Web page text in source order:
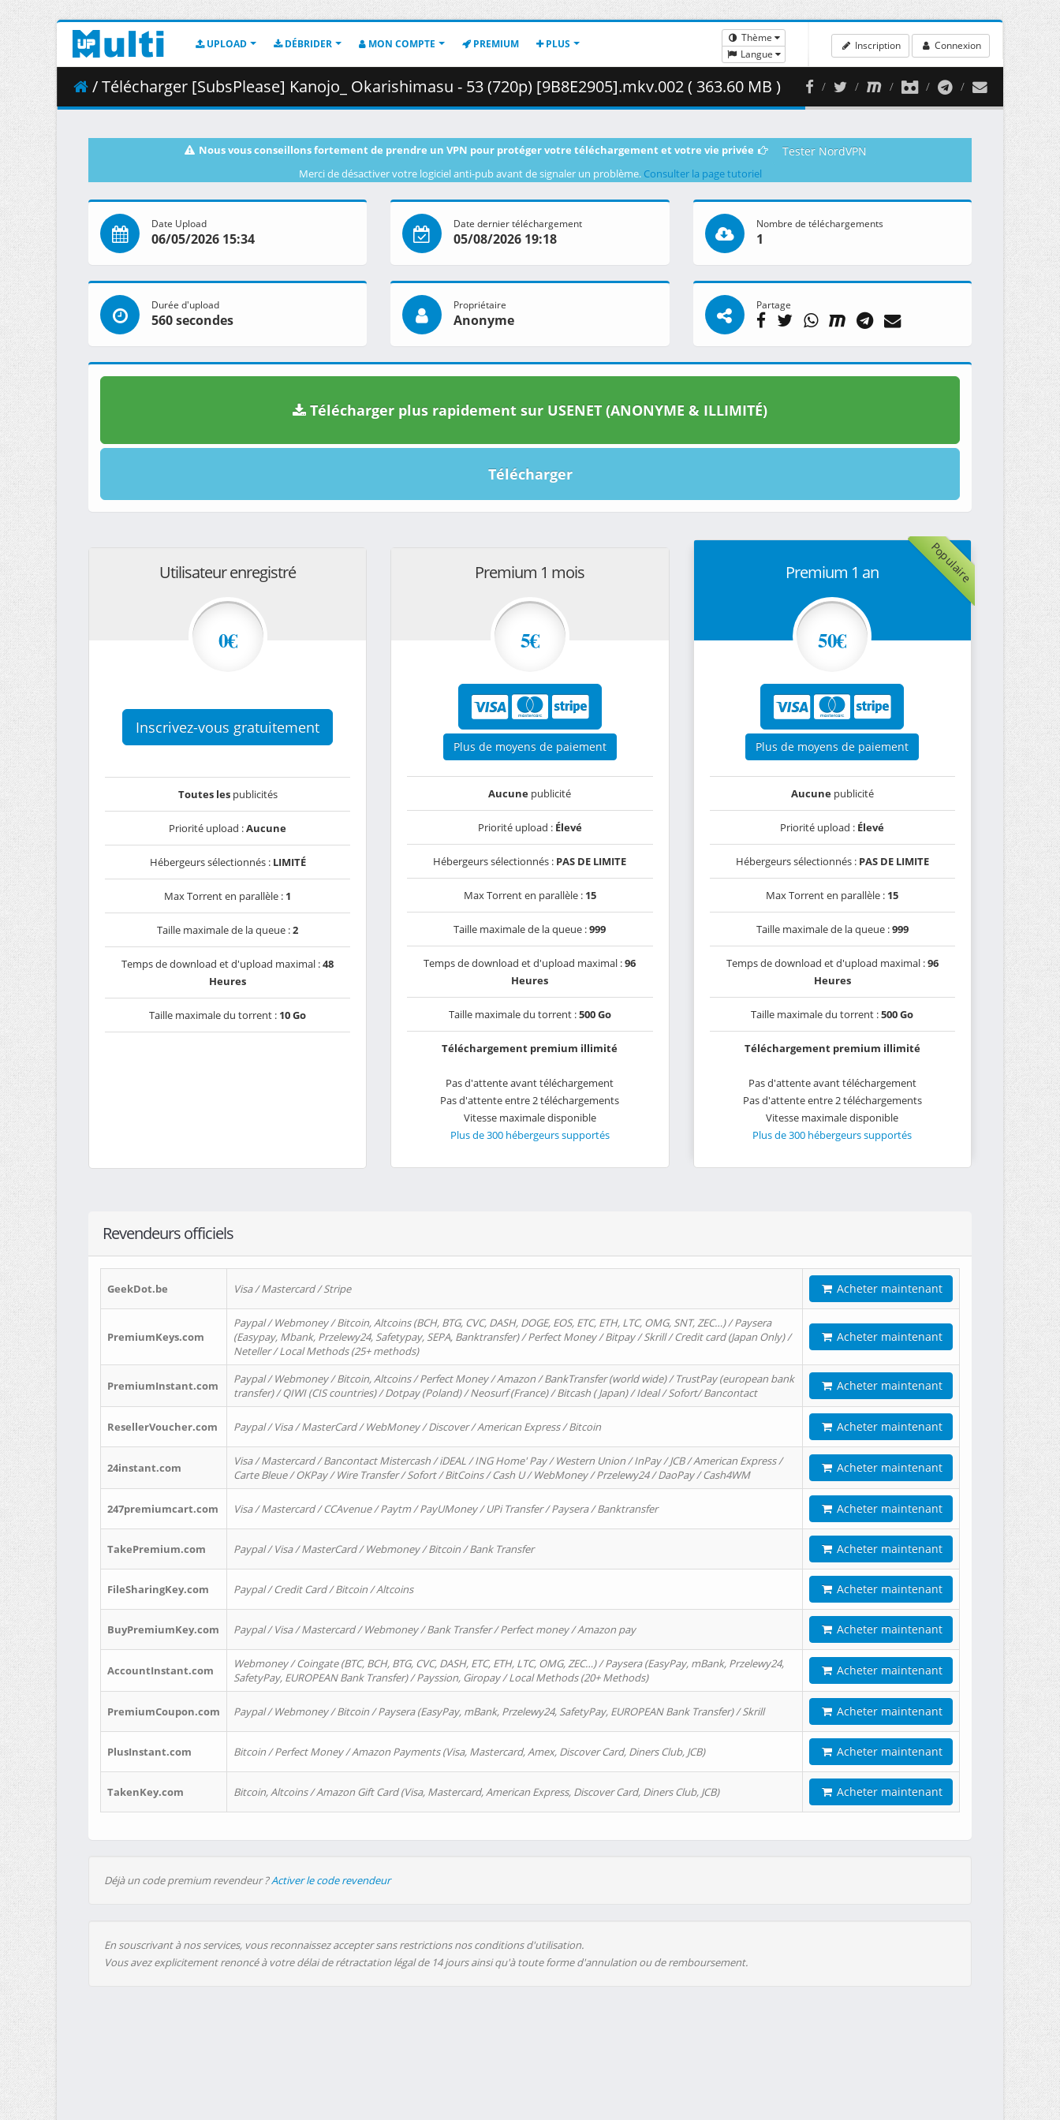
UPLOAD DÉBRIDER MON COMPTE PREMIUM PLUS
Thème
Langue
Inscription Connexion
/ Télécharger [SubsPlease] Kanojo_ Okarishimasu - 53 (720p) [9B8E2905].mkv.002 ( 363.60 MB )
Nous vous conseillons fortement de prendre un VPN pour protéger votre téléchargement et votre vie privée Tester NordVPN
Merci de désactiver votre logiciel anti-pub avant de signaler un problème. Consulter la page tutoriel
Date Upload
06/05/2026 15:34
Date dernier téléchargement
05/08/2026 19:18
Nombre de téléchargements
1
Durée d'upload
560 secondes
Propriétaire
Anonyme
Partage
Télécharger plus rapidement sur USENET (ANONYME & ILLIMITÉ)
Télécharger
Utilisateur enregistré
0€
Inscrivez-vous gratuitement
Toutes lespublicités
Priorité upload :Aucune
Hébergeurs sélectionnés : LIMITÉ
Max Torrent en parallèle : 1
Taille maximale de la queue :2
Temps de download et d'upload maximal :48
Heures
Taille maximale du torrent : 10 Go
Premium 1 mois
5€
Plus de moyens de paiement
Aucune publicité
Priorité upload : Élevé
Hébergeurs sélectionnés : PAS DE LIMITE
Max Torrent en parallèle : 15
Taille maximale de la queue :999
Temps de download et d'upload maximal :96
Heures
Taille maximale du torrent :500 Go
Téléchargement premium illimité
Pas d'attente avant téléchargement
Pas d'attente entre 2 téléchargements
Vitesse maximale disponible
Plus de 300 hébergeurs supportés
Populaire
Premium 1 an
50€
Plus de moyens de paiement
Aucunepublicité
Priorité upload : Élevé
Hébergeurs sélectionnés : PAS DE LIMITE
Max Torrent en parallèle : 15
Taille maximale de la queue :999
Temps de download et d'upload maximal :96
Heures
Taille maximale du torrent :500 Go
Téléchargement premium illimité
Pas d'attente avant téléchargement
Pas d'attente entre 2 téléchargements
Vitesse maximale disponible
Plus de 300 hébergeurs supportés
Revendeurs officiels
GeekDot.be Visa / Mastercard / Stripe Acheter maintenant
PremiumKeys.com
Paypal / Webmoney / Bitcoin, Altcoins (BCH, BTG, CVC, DASH, DOGE, EOS, ETC, ETH, LTC, OMG, SNT, ZEC…) / Paysera
(Easypay, Mbank, Przelewy24, Safetypay, SEPA, Banktransfer) / Perfect Money / Bitpay / Skrill / Credit card (Japan Only) /
Neteller / Local Methods (25+ methods)
Acheter maintenant
PremiumInstant.com
Paypal / Webmoney / Bitcoin, Altcoins / Perfect Money / Amazon / BankTransfer (world wide) / TrustPay (european bank
transfer) / QIWI (CIS countries) / Dotpay (Poland) / Neosurf (France) / Bitcash ( Japan) / Ideal / Sofort/ Bancontact
Acheter maintenant
ResellerVoucher.com Paypal / Visa / MasterCard / WebMoney / Discover / American Express / Bitcoin Acheter maintenant
24instant.com
Visa / Mastercard / Bancontact Mistercash / iDEAL / ING Home' Pay / Western Union / InPay / JCB / American Express /
Carte Bleue / OKPay / Wire Transfer / Sofort / BitCoins / Cash U / WebMoney / Przelewy24 / DaoPay / Cash4WM
Acheter maintenant
247premiumcart.com Visa / Mastercard / CCAvenue / Paytm / PayUMoney / UPi Transfer / Paysera / Banktransfer Acheter maintenant
TakePremium.com Paypal / Visa / MasterCard / Webmoney / Bitcoin / Bank Transfer Acheter maintenant
FileSharingKey.com Paypal / Credit Card / Bitcoin / Altcoins Acheter maintenant
BuyPremiumKey.com Paypal / Visa / Mastercard / Webmoney / Bank Transfer / Perfect money / Amazon pay Acheter maintenant
AccountInstant.com
Webmoney / Coingate (BTC, BCH, BTG, CVC, DASH, ETC, ETH, LTC, OMG, ZEC…) / Paysera (EasyPay, mBank, Przelewy24,
SafetyPay, EUROPEAN Bank Transfer) / Payssion, Giropay / Local Methods (20+ Methods)
Acheter maintenant
PremiumCoupon.com Paypal / Webmoney / Bitcoin / Paysera (EasyPay, mBank, Przelewy24, SafetyPay, EUROPEAN Bank Transfer) / Skrill Acheter maintenant
PlusInstant.com Bitcoin / Perfect Money / Amazon Payments (Visa, Mastercard, Amex, Discover Card, Diners Club, JCB) Acheter maintenant
TakenKey.com Bitcoin, Altcoins / Amazon Gift Card (Visa, Mastercard, American Express, Discover Card, Diners Club, JCB) Acheter maintenant
Déjà un code premium revendeur ?Activer le code revendeur
En souscrivant à nos services, vous reconnaissez accepter sans restrictions nos conditions d'utilisation.
Vous avez explicitement renoncé à votre délai de rétractation légal de 14 jours ainsi qu'à toute forme d'annulation ou de remboursement.